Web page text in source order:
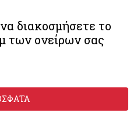
διακοσμήσετε το
των ονείρων σας